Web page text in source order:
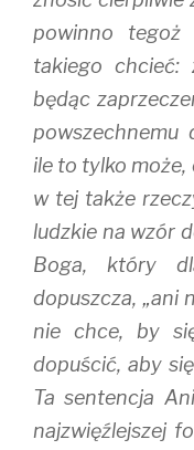
powinno
takiego chcieć:
będąc
powszechnemu
ile to tylko
w tej także
ludzkie na wzór
Boga, który
dopuszcza, „ani
nie chce, by
dopuścić, aby
Ta sentencja
najzwięźlejszej